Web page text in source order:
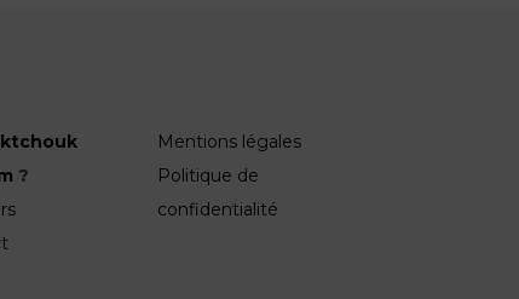
?
Mentions légales
Politique de
confidentialité